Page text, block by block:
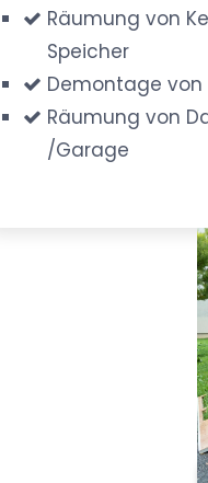
Räumung von
Speicher
Demontage von
Räumung von
/Garage